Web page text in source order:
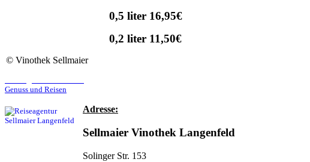
0,5 liter 16,95€
0,2 liter 11,50€
© Vinothek Sellmaier
Genuss und Reisen
Adresse:
Sellmaier Vinothek Langenfeld
Solinger Str. 153